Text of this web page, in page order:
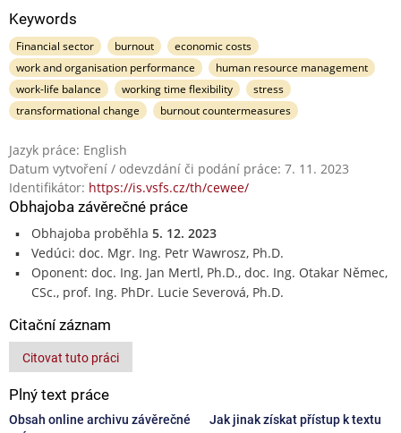
Keywords
Financial sector burnout
economic costs
work and organisation performance
human resource management
work-life balance
working time flexibility
stress
transformational change
burnout countermeasures
Jazyk práce: English
Datum vytvoření / odevzdání či podání práce: 7. 11. 2023
Identifikátor: https://is.vsfs.cz/th/cewee/
Obhajoba závěrečné práce
Obhajoba proběhla 5. 12. 2023
Vedúci: doc. Mgr. Ing. Petr Wawrosz, Ph.D.
Oponent: doc. Ing. Jan Mertl, Ph.D., doc. Ing. Otakar Němec,
CSc., prof. Ing. PhDr. Lucie Severová, Ph.D.
Citační záznam
Citovat tuto práci
Plný text práce
Obsah online archivu závěrečné
Jak jinak získat přístup k textu